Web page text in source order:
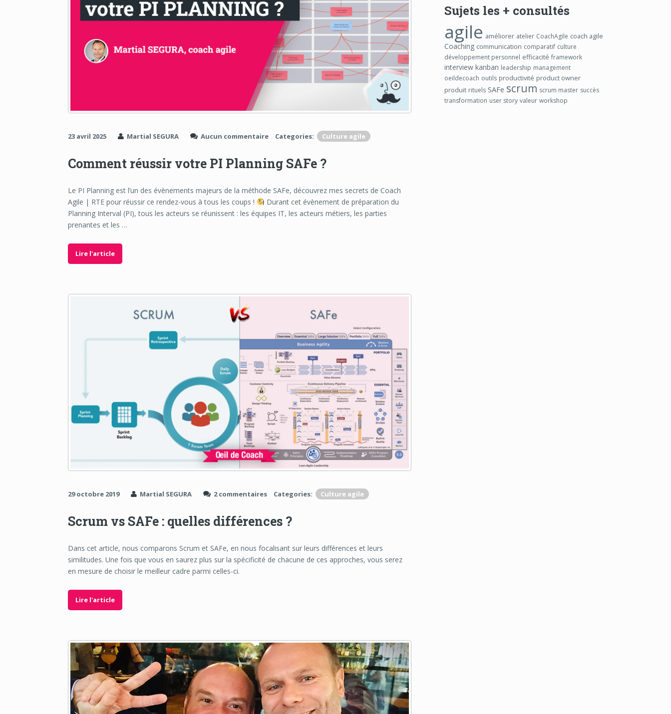
23 avril 2025 Martial SEGURA Aucun commentaire Categories: Culture agile
Comment réussir votre PI Planning SAFe ?
Le PI Planning est l’un des évènements majeurs de la méthode SAFe, découvrez mes secrets de Coach
Agile | RTE pour réussir ce rendez-vous à tous les coups !
Durant cet évènement de préparation du
Planning Interval (PI), tous les acteurs se réunissent : les équipes IT, les acteurs métiers, les parties
prenantes et les …
Lire l'article
29 octobre 2019 Martial SEGURA 2 commentaires Categories: Culture agile
Scrum vs SAFe : quelles différences ?
Dans cet article, nous comparons Scrum et SAFe, en nous focalisant sur leurs différences et leurs
similitudes. Une fois que vous en saurez plus sur la spécificité de chacune de ces approches, vous serez
en mesure de choisir le meilleur cadre parmi celles-ci.
Lire l'article
Sujets les + consultés
agile améliorer atelier CoachAgile coach agile
Coaching communication comparatif culture
développement personnel efficacité framework
interview kanban leadership management
oeildecoach outils productivité product owner
produit rituels SAFe scrum scrum master succès
transformation user story valeur workshop